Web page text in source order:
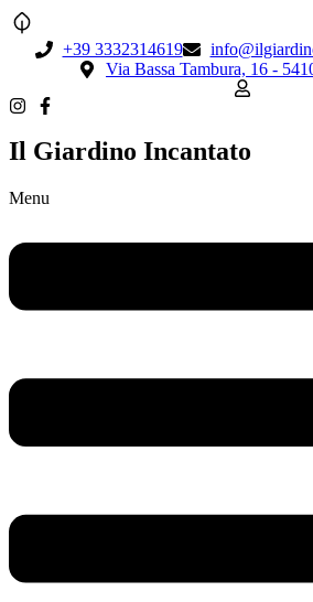
+39 3332314619
Via Bassa Tambura, 16 -
Il Giardino Incantato
Menu